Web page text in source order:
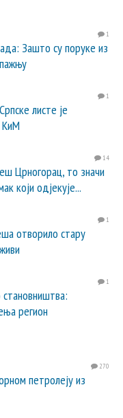
1
Зашто су поруке из
1
листе је
КиМ
14
Црногорац, то значи
који одјекује...
1
отворило стару
1
становништва:
регион
270
петролеју из